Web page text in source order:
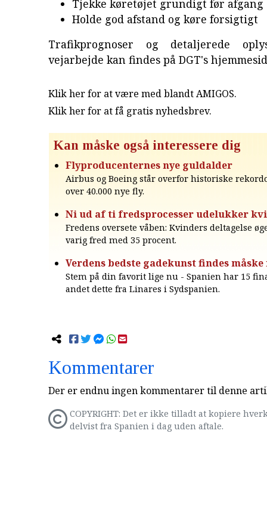
Tjekke køretøjet grundigt før afgang
Holde god afstand og køre forsigtigt
Trafikprognoser og detaljerede
vejarbejde kan findes på DGT's
Klik her for at være med blandt AMIGOS.
Klik her for at få gratis nyhedsbrev.
Kan måske også interessere dig
Flyproducenternes nye guldalder
Airbus og Boeing står overfor historiske
over 40.000 nye fly.
Ni ud af ti fredsprocesser udelukker
Fredens oversete våben: Kvinders deltagelse
varig fred med 35 procent.
Verdens bedste gadekunst findes måske
Stem på din favorit lige nu - Spanien har 15
andet dette fra Linares i Sydspanien.
Kommentarer
Der er endnu ingen kommentarer til denne
COPYRIGHT: Det er ikke tilladt at kopiere
delvist fra Spanien i dag uden aftale.